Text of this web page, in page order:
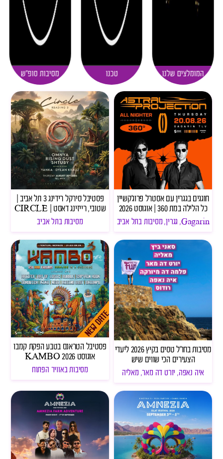
המומלצים שלנו טכנו מסיבות סופ"ש
חוגגים בגגרין עם אסטרל פרוג׳קשיין
כל הלילה במת 360 | אוגוסט 2026
Gagarin
, גגרין, מסיבות בתל אביב
פסטיבל סירקל רידינג 3 תל אביב |
שטובי, רייזינג דאסט | CIRCLE
מסיבות בתל אביב
מסיבות בחו"ל טסים בקיץ 2026 ליעדי
הצעירים הכי שווים שיש
איה נאפה, יורט דה מאר, מאליה
פסטיבל הטראנס בטבע הפקת קמבו
אוגוסט 2026 KAMBO
מסיבות באוויר הפתוח